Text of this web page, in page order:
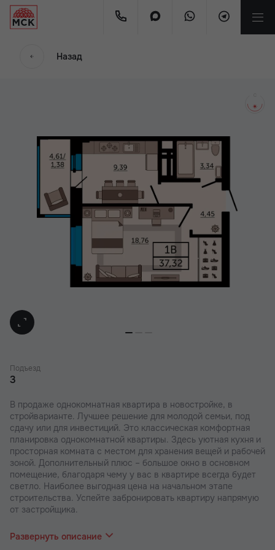
Назад
Подъезд
3
В продаже однокомнатная квартира в новостройке, в
стройварианте. Лучшее решение для молодой семьи, под
сдачу или для инвестиций. Это классическая комфортная
планировка однокомнатной квартиры. Здесь уютная кухня и
просторная комната с местом для хранения вещей и рабочей
зоной. Дополнительный плюс – большое окно в основном
помещение, благодаря чему у вас в квартире всегда будет
светло. Наиболее выгодная цена на начальном этапе
строительства. Успейте забронировать квартиру напрямую
от застройщика.
отделе продаж вас проконсультируют по актуальным
предложениям.
Развернуть описание